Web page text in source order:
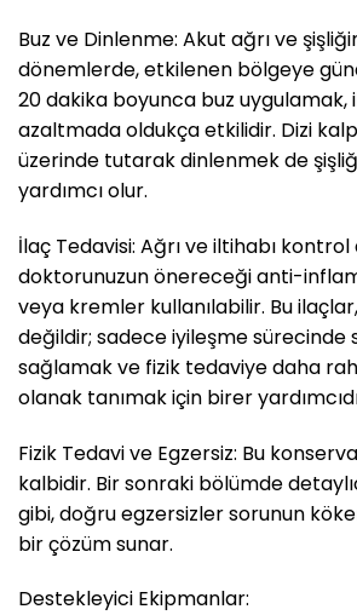
Buz ve Dinlenme: Akut ağrı ve
dönemlerde, etkilenen bölgeye
20 dakika boyunca buz uygulamak,
azaltmada oldukça etkilidir. Dizi
üzerinde tutarak dinlenmek de
yardımcı olur.
İlaç Tedavisi: Ağrı ve iltihabı
doktorunuzun önereceği anti-
veya kremler kullanılabilir. Bu
değildir; sadece iyileşme sürecinde
sağlamak ve fizik tedaviye daha
olanak tanımak için birer
Fizik Tedavi ve Egzersiz: Bu
kalbidir. Bir sonraki bölümde
gibi, doğru egzersizler sorunun
bir çözüm sunar.
Destekleyici Ekipmanlar: